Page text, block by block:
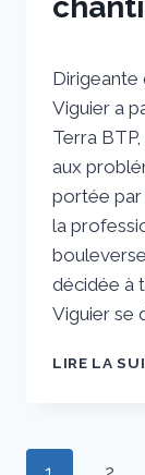
sstradiotto
Dirigeante
Viguier a
Terra
aux
portée par
la
décidée à
Viguier se
LIRE LA